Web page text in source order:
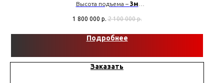
Высота подъема – 3м
Мачта
–триплекс + сайдшифт
1 800 000 р. 2 100 000 р.
Подробнее
Заказать